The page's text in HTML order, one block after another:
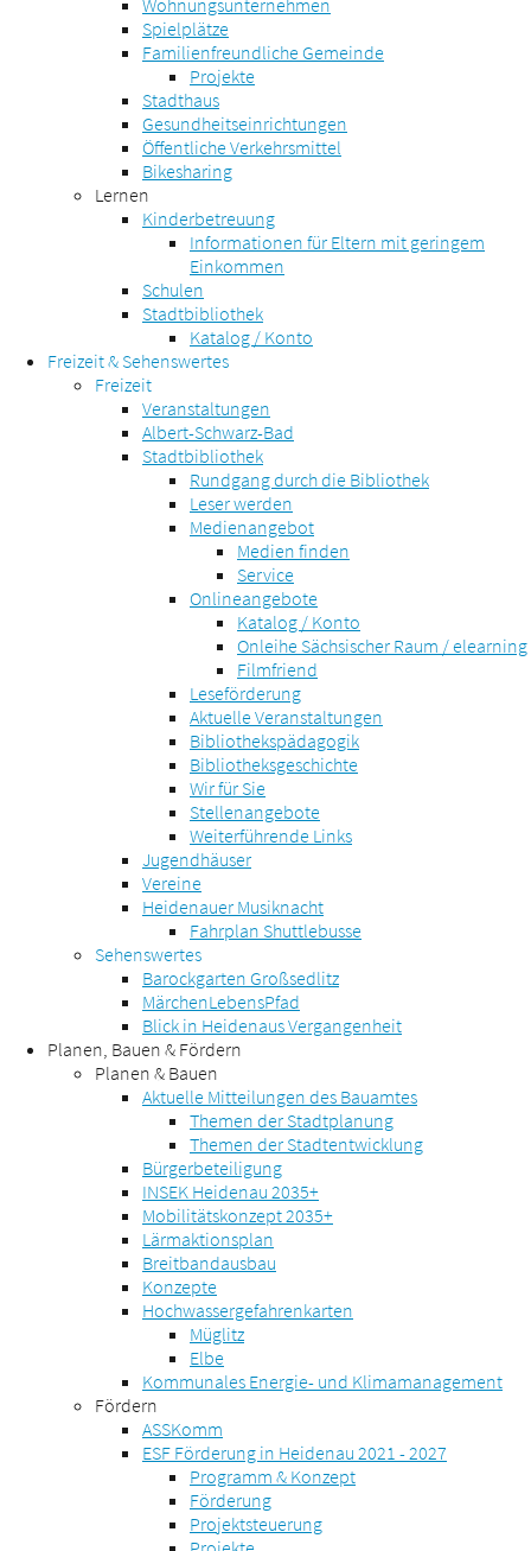
Wohnungsunternehmen
Spielplätze
Familienfreundliche Gemeinde
Projekte
Stadthaus
Gesundheitseinrichtungen
Öffentliche Verkehrsmittel
Bikesharing
Lernen
Kinderbetreuung
Informationen für Eltern mit geringem
Einkommen
Schulen
Stadtbibliothek
Katalog / Konto
Freizeit & Sehenswertes
Freizeit
Veranstaltungen
Albert-Schwarz-Bad
Stadtbibliothek
Rundgang durch die Bibliothek
Leser werden
Medienangebot
Medien finden
Service
Onlineangebote
Katalog / Konto
Onleihe Sächsischer Raum / elearning
Filmfriend
Leseförderung
Aktuelle Veranstaltungen
Bibliothekspädagogik
Bibliotheksgeschichte
Wir für Sie
Stellenangebote
Weiterführende Links
Jugendhäuser
Vereine
Heidenauer Musiknacht
Fahrplan Shuttlebusse
Sehenswertes
Barockgarten Großsedlitz
MärchenLebensPfad
Blick in Heidenaus Vergangenheit
Planen, Bauen & Fördern
Planen & Bauen
Aktuelle Mitteilungen des Bauamtes
Themen der Stadtplanung
Themen der Stadtentwicklung
Bürgerbeteiligung
INSEK Heidenau 2035+
Mobilitätskonzept 2035+
Lärmaktionsplan
Breitbandausbau
Konzepte
Hochwassergefahrenkarten
Müglitz
Elbe
Kommunales Energie- und Klimamanagement
Fördern
ASSKomm
ESF Förderung in Heidenau 2021 - 2027
Programm & Konzept
Förderung
Projektsteuerung